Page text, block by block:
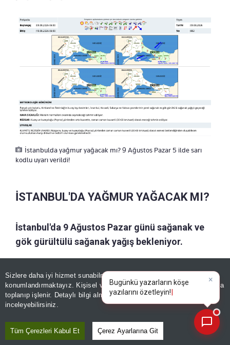
Sizlere daha iyi hizmet sunabilmek adına sitemizde
konumlandırmaktayız. Kişisel verileriniz, KVKK ve GDPR kapsamında
toplanıp işlenir. Detaylı bilgi almak içinAydınlatma Metnimizi
inceleyebilirsiniz.
Tüm Çerezleri Kabul Et Çerez Ayarlarına Git
İstanbulda yağmur yağacak mı? 9 Ağustos Pazar 5 ilde sarı
kodlu uyarı verildi!
İSTANBUL'DA YAĞMUR YAĞACAK MI?
İstanbul'da 9 Ağustos Pazar günü sağanak ve
gök gürültülü sağanak yağış bekleniyor.
bazı bölgelerde kısa süreli sağanak geçişleri
yaşanabilecek.
İstanbul'da yağışın yanı sıra kuvvetli rüzgar da
gündemde. Poyrazın zaman zaman kuvvetli
Bugünkü yazarların köşe ya